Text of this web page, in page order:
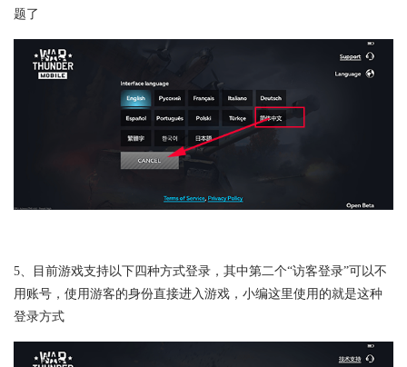
题了
5、目前游戏支持以下四种方式登录，其中第二个“访客登录”可以不
用账号，使用游客的身份直接进入游戏，小编这里使用的就是这种
登录方式